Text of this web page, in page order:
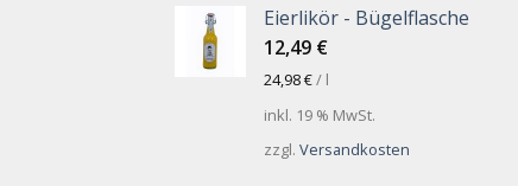
Eierlikör - Bügelflasche
12,49 €
24,98€/ l
inkl. 19 % MwSt.
zzgl. Versandkosten